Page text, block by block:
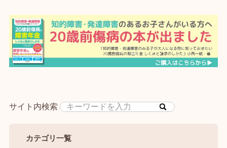
サイト内検索
カテゴリ一覧